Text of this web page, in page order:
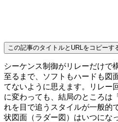
この記事のタイトルとURLをコピーす
シーケンス制御がリレーだけで
至るまで、ソフトもハードも図
てないように思えます。リレー
に変わっても、結局のところは
れを目で追うスタイルが一般的
状図面（ラダー図）はいつにな